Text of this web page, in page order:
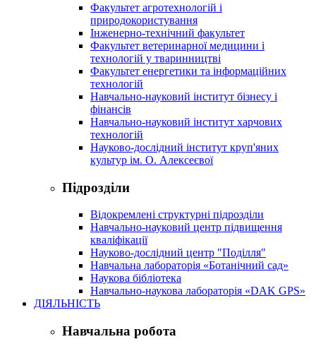
Факультет агротехнологій і
природокористування
Інженерно-технічний факультет
Факультет ветеринарної медицини і
технологій у тваринництві
Факультет енергетики та інформаційних
технологій
Навчально-науковий інститут бізнесу і
фінансів
Навчально-науковий інститут харчових
технологій
Науково-дослідний інститут круп'яних
культур ім. О. Алексеєвої
Підрозділи
Відокремлені структурні підрозділи
Навчально-науковий центр підвищення
кваліфікації
Науково-дослідний центр "Поділля"
Навчальна лабораторія «Ботанічний сад»
Наукова бібліотека
Навчально-наукова лабораторія «DAK GPS»
ДІЯЛЬНІСТЬ
Навчальна робота